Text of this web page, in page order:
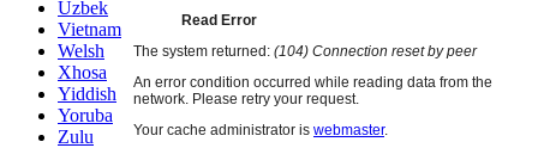
Uzbek
Vietnamese
Welsh
Xhosa
Yiddish
Yoruba
Zulu